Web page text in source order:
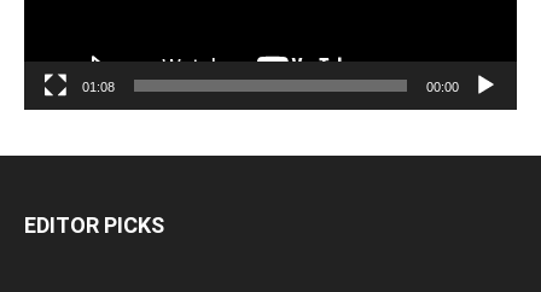
00:00
01:08
EDITOR PICKS